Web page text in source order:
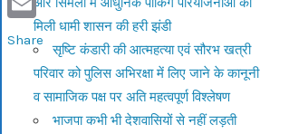
मिली धामी शासन की हरी झंडी
सृष्टि कंडारी की आत्महत्या एवं सौरभ खत्री
परिवार को पुलिस अभिरक्षा में लिए जाने के कानूनी
व सामाजिक पक्ष पर अति महत्वपूर्ण विश्लेषण
भाजपा कभी भी देशवासियों से नहीं लड़ती
Email
Share